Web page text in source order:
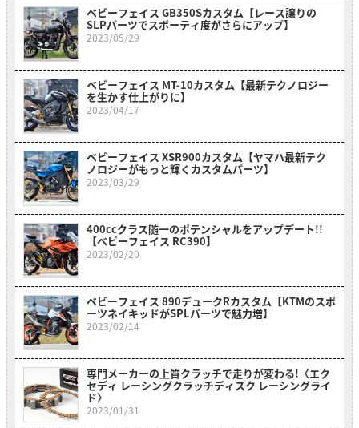
ベビーフェイス GB350Sカスタム【レース譲りの
SLPパーツでスポーティ度がさらにアップ】
2023/05/29
ベビーフェイス MT-10カスタム【最新テクノロジー
を生かす仕上がりに】
2023/04/17
ベビーフェイス XSR900カスタム【ヤマハ最新テク
ノロジーがもっと輝くカスタムパーツ】
2023/03/29
400ccクラス随一のポテンシャルをアップデート!!
【ベビーフェイス RC390】
2023/02/20
ベビーフェイス 890デュークRカスタム【KTMのスポ
ーツネイキッドがSPLパーツで魅力増】
2023/02/14
専門メーカーの上質クラッチで走りが変わる!〈エク
セディ レーシングクラッチディスク レーシングライ
ド〉
2023/01/31